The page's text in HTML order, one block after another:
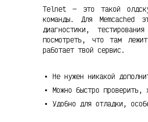
Telnet — это такой
команды. Для Memcached
диагностики,
посмотреть, что там
работает твой сервис.
Не нужен никакой
Можно быстро проверить,
Удобно для отладки,